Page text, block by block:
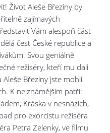
Život Aleše Březiny by
zajímavých
Vám alespoň část
čest České republice a
Svou geniálně
režiséry, kteří mu dali
Březiny jste mohli
K nejznámějším patří:
Kráska v nesnázích,
pro exorcistu režiséra
Petra Zelenky, ve filmu